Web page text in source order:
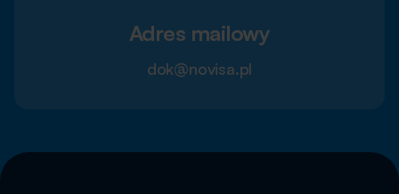
Adres mailowy
dok@novisa.pl